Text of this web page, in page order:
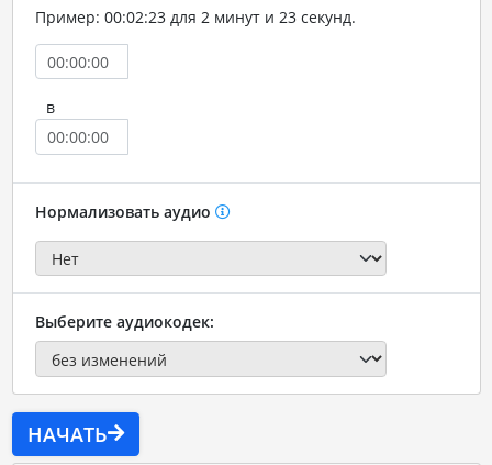
Пример: 00:02:23 для 2 минут и 23 секунд.
в
Нормализовать аудио
Выберите аудиокодек:
НАЧАТЬ